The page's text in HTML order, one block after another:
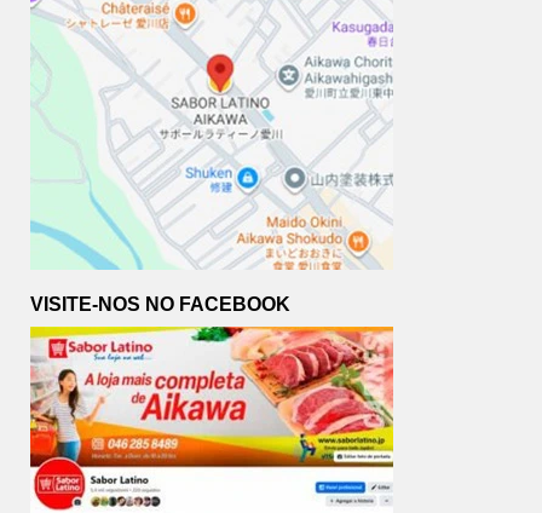
VISITE-NOS NO FACEBOOK